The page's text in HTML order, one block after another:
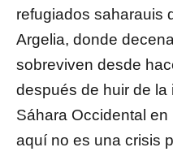
refugiados saharauis
Argelia, donde
sobreviven desde
después de huir de la
Sáhara Occidental
aquí no es una crisis